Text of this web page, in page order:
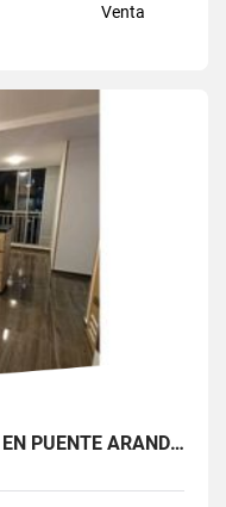
Venta
APARTAMENTO EN ARRIENDO EN PUENTE ARANDA PRIMAVERA 6-39